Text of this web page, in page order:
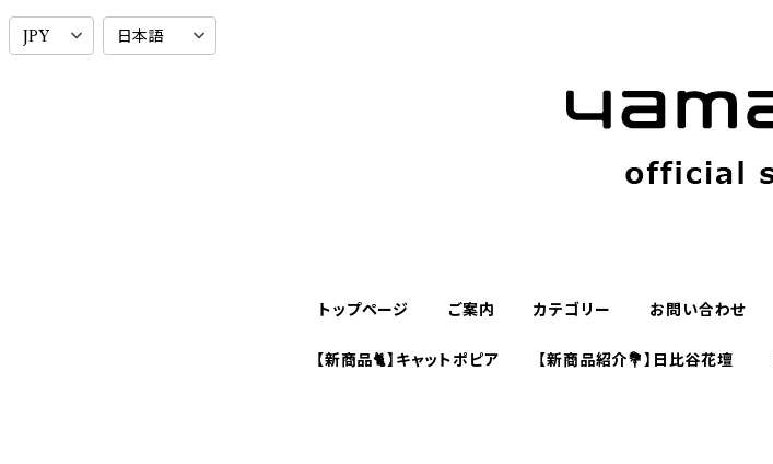
トップページ ご案内 カテゴリー お問い合わせ
【新商品🐈】キャットポピア 【新商品紹介💐】日比谷花壇